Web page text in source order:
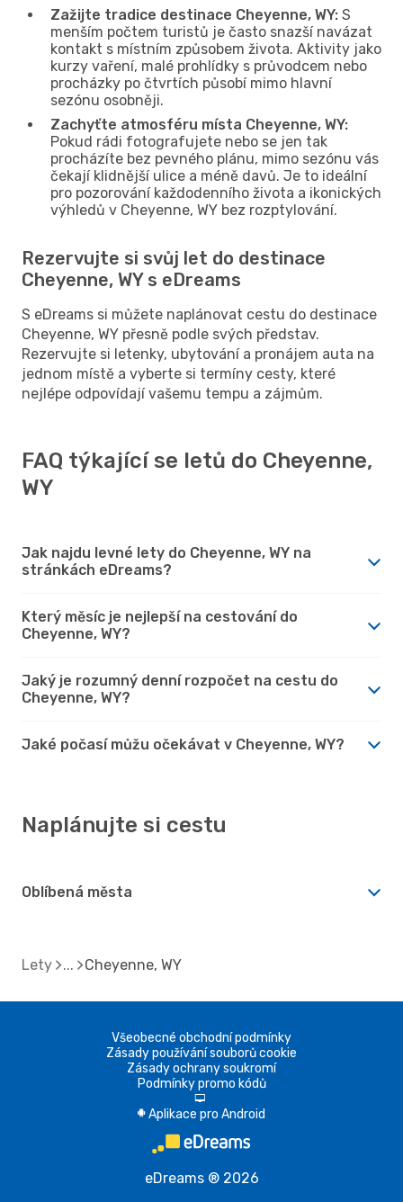
Zažijte tradice destinace Cheyenne, WY: S
menším počtem turistů je často snazší navázat
kontakt s místním způsobem života. Aktivity jako
kurzy vaření, malé prohlídky s průvodcem nebo
procházky po čtvrtích působí mimo hlavní
sezónu osobněji.
Zachyťte atmosféru místa Cheyenne, WY:
Pokud rádi fotografujete nebo se jen tak
procházíte bez pevného plánu, mimo sezónu vás
čekají klidnější ulice a méně davů. Je to ideální
pro pozorování každodenního života a ikonických
výhledů v Cheyenne, WY bez rozptylování.
Rezervujte si svůj let do destinace
Cheyenne, WY s eDreams
S eDreams si můžete naplánovat cestu do destinace
Cheyenne, WY přesně podle svých představ.
Rezervujte si letenky, ubytování a pronájem auta na
jednom místě a vyberte si termíny cesty, které
nejlépe odpovídají vašemu tempu a zájmům.
FAQ týkající se letů do Cheyenne,
WY
Jak najdu levné lety do Cheyenne, WY na
stránkách eDreams?
Který měsíc je nejlepší na cestování do
Cheyenne, WY?
Jaký je rozumný denní rozpočet na cestu do
Cheyenne, WY?
Jaké počasí můžu očekávat v Cheyenne, WY?
Naplánujte si cestu
Oblíbená města
Lety Cheyenne, WY
Všeobecné obchodní podmínky
Zásady používání souborů cookie
Zásady ochrany soukromí
Podmínky promo kódů
d
A Aplikace pro Android
eDreams ® 2026